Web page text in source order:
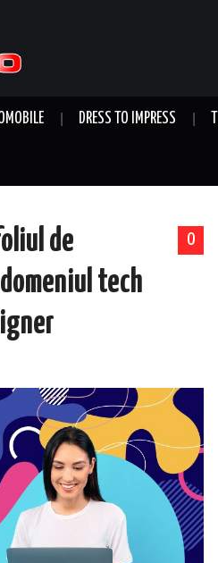
DRESS TO IMPRESS
0
de
tech